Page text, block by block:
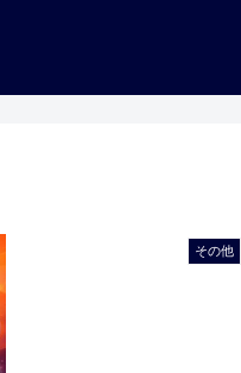
その他